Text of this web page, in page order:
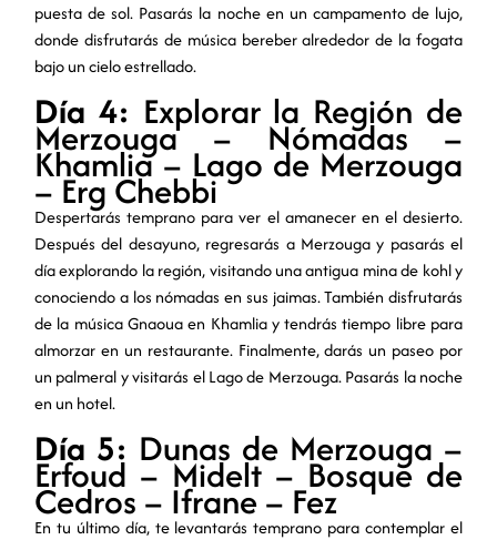
puesta de sol. Pasarás la noche en un campamento de lujo,
donde disfrutarás de música bereber alrededor de la fogata
bajo un cielo estrellado.
Día 4: Explorar la Región de
Merzouga – Nómadas –
Khamlia – Lago de Merzouga
– Erg Chebbi
Despertarás temprano para ver el amanecer en el desierto.
Después del desayuno, regresarás a Merzouga y pasarás el
día explorando la región, visitando una antigua mina de kohl y
conociendo a los nómadas en sus jaimas. También disfrutarás
de la música Gnaoua en Khamlia y tendrás tiempo libre para
almorzar en un restaurante. Finalmente, darás un paseo por
un palmeral y visitarás el Lago de Merzouga. Pasarás la noche
en un hotel.
Día 5: Dunas de Merzouga –
Erfoud – Midelt – Bosque de
Cedros – Ifrane – Fez
En tu último día, te levantarás temprano para contemplar el